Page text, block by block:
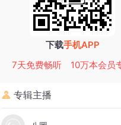
下载手机APP
7天免费畅听
10万本会员
专辑主播